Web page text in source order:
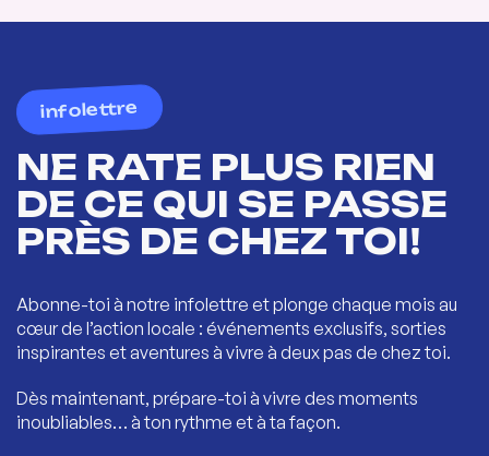
infolettre
NE RATE PLUS RIEN
DE CE QUI SE PASSE
PRÈS DE CHEZ TOI!
Abonne-toi à notre infolettre et plonge chaque mois au
cœur de l’action locale : événements exclusifs, sorties
inspirantes et aventures à vivre à deux pas de chez toi.
Dès maintenant, prépare-toi à vivre des moments
inoubliables… à ton rythme et à ta façon.